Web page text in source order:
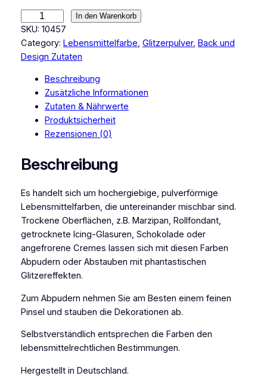
M
B
a
e
s
m
i
t
t
e
l
a
r
b
e
o
In den Warenkorb
SKU: 10457
Category: Lebensmittelfarbe, Glitzerpulver, Back und
Design Zutaten
Beschreibung
Zusätzliche Informationen
Zutaten & Nährwerte
Produktsicherheit
Rezensionen (0)
Beschreibung
Es handelt sich um hochergiebige, pulverförmige
Lebensmittelfarben, die untereinander mischbar sind.
Trockene Oberflächen, z.B. Marzipan, Rollfondant,
getrocknete Icing-Glasuren, Schokolade oder
angefrorene Cremes lassen sich mit diesen Farben
Abpudern oder Abstauben mit phantastischen
Glitzereffekten.
Zum Abpudern nehmen Sie am Besten einem feinen
Pinsel und stauben die Dekorationen ab.
Selbstverständlich entsprechen die Farben den
lebensmittelrechtlichen Bestimmungen.
Hergestellt in Deutschland.